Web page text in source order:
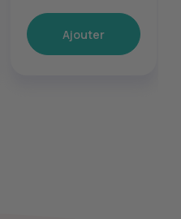
Ajouter